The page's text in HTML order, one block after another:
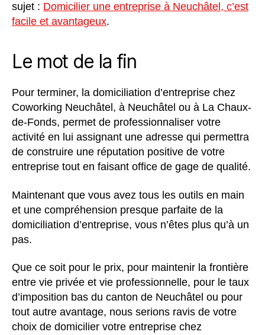
sujet : Domicilier une entreprise à Neuchâtel, c’est
facile et avantageux.
Le mot de la fin
Pour terminer, la domiciliation d’entreprise chez
Coworking Neuchâtel, à Neuchâtel ou à La Chaux-
de-Fonds, permet de professionnaliser votre
activité en lui assignant une adresse qui permettra
de construire une réputation positive de votre
entreprise tout en faisant office de gage de qualité.
Maintenant que vous avez tous les outils en main
et une compréhension presque parfaite de la
domiciliation d’entreprise, vous n’êtes plus qu’à un
pas.
Que ce soit pour le prix, pour maintenir la frontière
entre vie privée et vie professionnelle, pour le taux
d’imposition bas du canton de Neuchâtel ou pour
tout autre avantage, nous serions ravis de votre
choix de domicilier votre entreprise chez